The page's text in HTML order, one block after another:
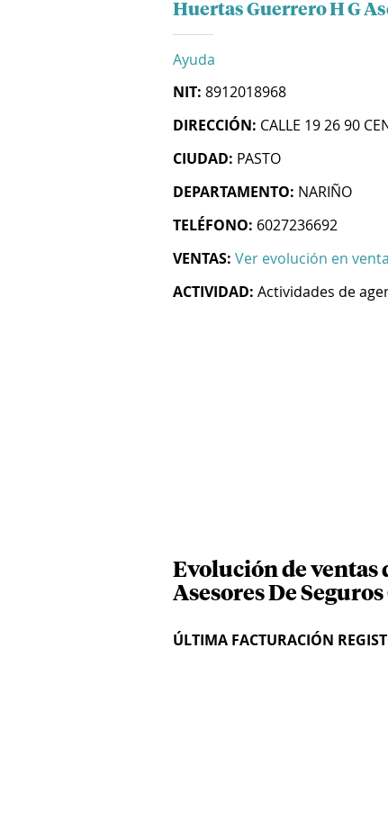
Huertas Guerrero H G
Ayuda
NIT: 8912018968
DIRECCIÓN: CALLE 19 26 90
CIUDAD: PASTO
DEPARTAMENTO: NARIÑO
TELÉFONO: 6027236692
VENTAS: Ver evolución en
ACTIVIDAD: Actividades de
Evolución de ventas
Asesores De
ÚLTIMA FACTURACIÓN